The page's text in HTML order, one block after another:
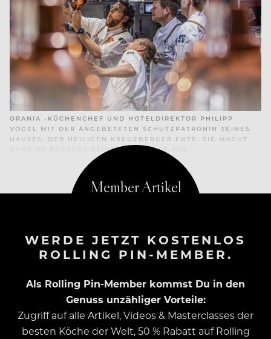
ORANIA -KÜCHENCHEF UND HOTELDIREKTOR PHILIPP
VOGEL MIT DER ANGEBETETEN SCHUTZPATRONIN SEINES
HAUSES: DER HEILIGEN KREUZBERGER ENTE. SIE MACHT
RUND 90 PROZENT SEINES UMSATZES AUS.
WERDE JETZT KOSTENLOS
ROLLING PIN-MEMBER.
Als Rolling Pin-Member kommst Du in den
Genuss unzähliger Vorteile:
Zugriff auf alle Artikel, Videos & Masterclasses der
besten Köche der Welt, 50 % Rabatt auf Rolling